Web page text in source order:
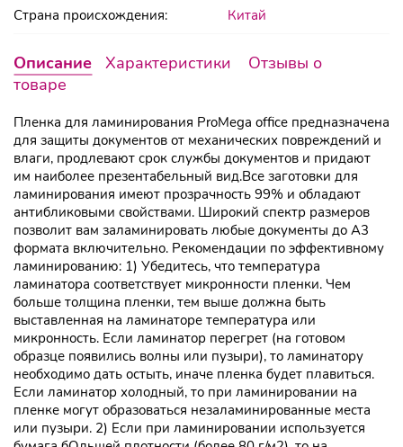
Страна происхождения: Китай
Описание Характеристики
Отзывы о
товаре
Пленка для ламинирования ProMega office предназначена
для защиты документов от механических повреждений и
влаги, продлевают срок службы документов и придают
им наиболее презентабельный вид.Все заготовки для
ламинирования имеют прозрачность 99% и обладают
антибликовыми свойствами. Широкий спектр размеров
позволит вам заламинировать любые документы до А3
формата включительно. Рекомендации по эффективному
ламинированию: 1) Убедитесь, что температура
ламинатора соответствует микронности пленки. Чем
больше толщина пленки, тем выше должна быть
выставленная на ламинаторе температура или
микронность. Если ламинатор перегрет (на готовом
образце появились волны или пузыри), то ламинатору
необходимо дать остыть, иначе пленка будет плавиться.
Если ламинатор холодный, то при ламинировании на
пленке могут образоваться незаламинированные места
или пузыри. 2) Если при ламинировании используется